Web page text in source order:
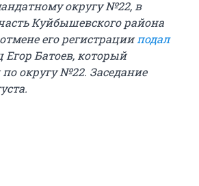
округу №22, в
Куйбышевского района
его регистрации подал
Батоев, который
округу №22. Заседание